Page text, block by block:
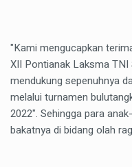
"Kami mengucapkan
XII Pontianak Laksma TNI
mendukung sepenuhnya
melalui turnamen
2022". Sehingga para
bakatnya di bidang olah